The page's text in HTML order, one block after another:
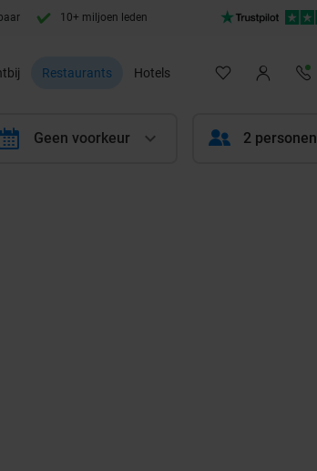
10+ miljoen leden
Restaurants Hotels
Geen voorkeur 2 personen